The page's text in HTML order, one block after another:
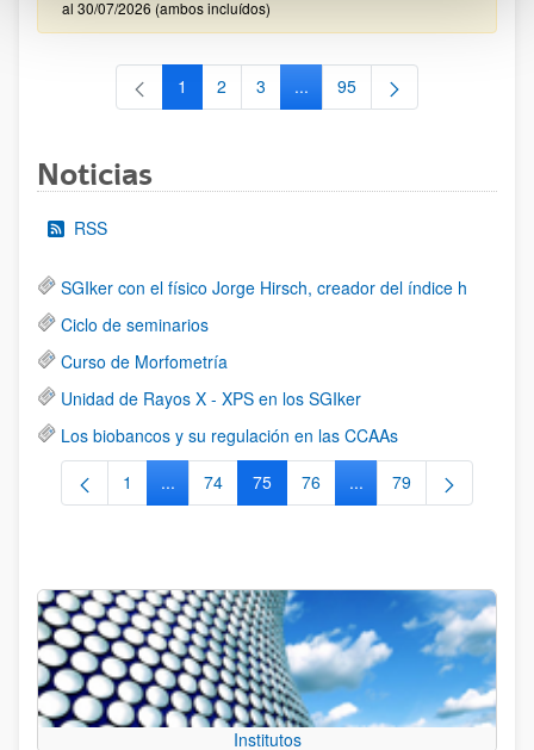
al 30/07/2026 (ambos incluídos)
Página
1 Página
2 Página
3 ...Páginas intermedias Use TAB
Página
95
Noticias
RSS
SGIker con el físico Jorge Hirsch, creador del índice h
Ciclo de seminarios
Curso de Morfometría
Unidad de Rayos X - XPS en los SGIker
Los biobancos y su regulación en las CCAAs
Página
1 ...Páginas intermedias Use TAB para desplazarse.
Página
74 Página
75 Página
76 ...Páginas intermedias
Página
79
Institutos